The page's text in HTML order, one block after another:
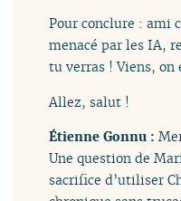
Pour conclure : ami
menacé par les IA,
tu verras ! Viens, on
Allez, salut !
Étienne Gonnu :
Une question de
sacrifice d’utiliser